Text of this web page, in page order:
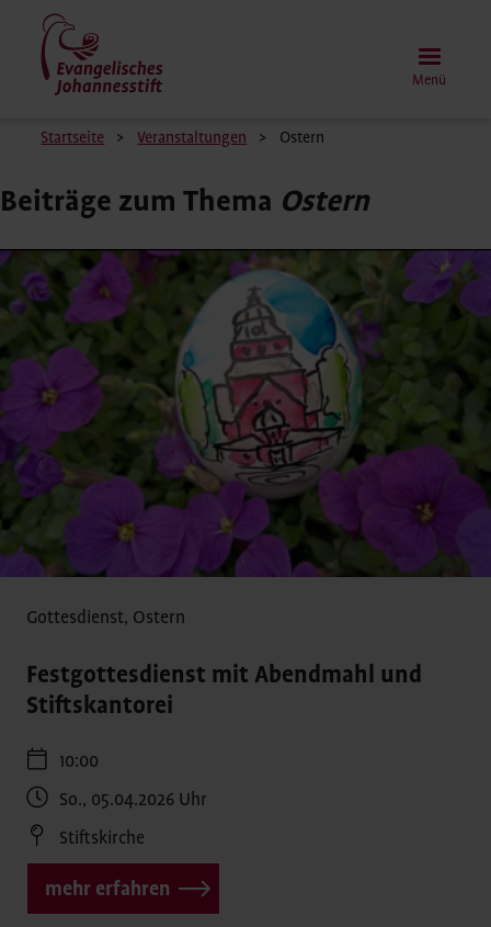
Direkt
Inhalt
Menü
Pfadnavigation
Startseite Veranstaltungen Ostern
Beiträge zum Thema Ostern
Gottesdienst, Ostern
Festgottesdienst mit Abendmahl und
Stiftskantorei
10:00
So., 05.04.2026 Uhr
Stiftskirche
mehr erfahren